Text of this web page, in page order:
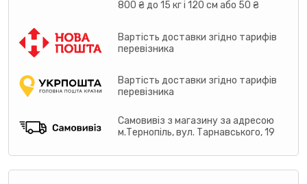
800 ₴ до 15 кг і 120 см або 50 ₴
Вартість доставки згідно тарифів
перевізника
Вартість доставки згідно тарифів
перевізника
Самовивіз з магазину за адресою
м.Тернопіль, вул. Тарнавського, 19